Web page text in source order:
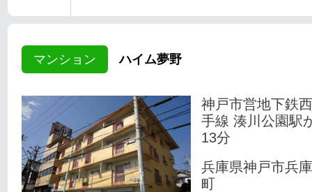
マンション ハイム夢野
神戸市営地下鉄
手線 湊川公園駅
13分
兵庫県神戸市兵
町